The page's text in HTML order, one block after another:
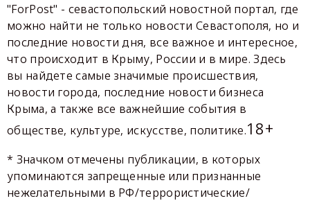
"ForPost" - севастопольский новостной портал, где
можно найти не только новости Севастополя, но и
последние новости дня, все важное и интересное,
что происходит в Крыму, России и в мире. Здесь
вы найдете самые значимые происшествия,
новости города, последние новости бизнеса
Крыма, а также все важнейшие события в
обществе, культуре, искусстве, политике.18+
* Значком отмечены публикации, в которых
упоминаются запрещенные или признанные
нежелательными в РФ/террористические/